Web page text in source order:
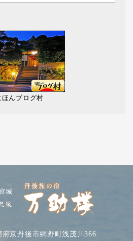
ほんブログ村
京丹後市網野町浅茂川366